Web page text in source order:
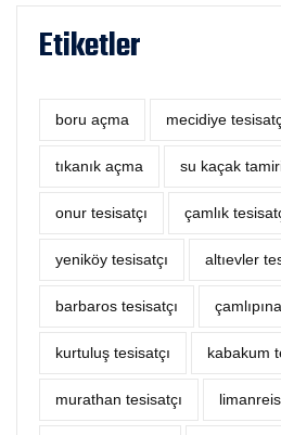
Etiketler
boru açma mecidiye
tıkanık açma su kaçak
onur tesisatçı çamlık
yeniköy tesisatçı altıevler
barbaros tesisatçı
kurtuluş tesisatçı kabakum
murathan tesisatçı